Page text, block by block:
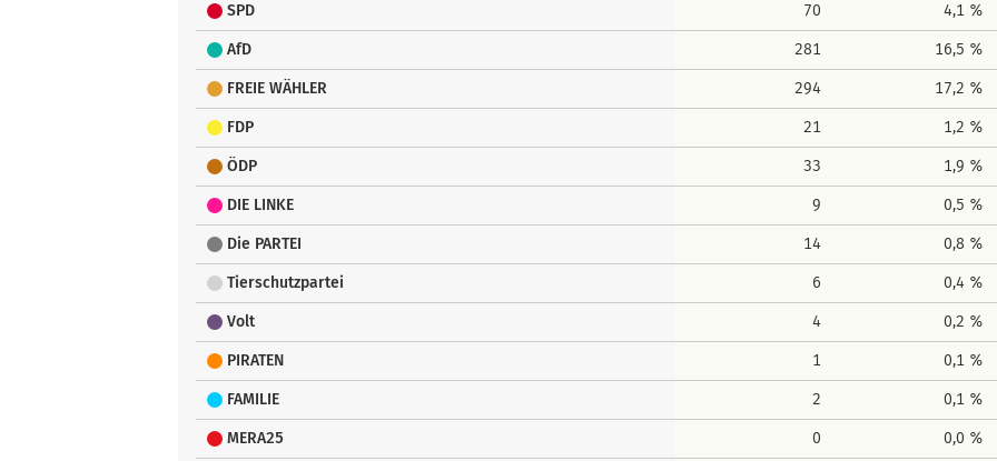
SPD 70 4,1 %
AfD 281 16,5 %
FREIE WÄHLER 294 17,2 %
FDP 21 1,2 %
ÖDP 33 1,9 %
DIE LINKE 9 0,5 %
Die PARTEI 14 0,8 %
Tierschutzpartei 6 0,4 %
Volt 4 0,2 %
PIRATEN 1 0,1 %
FAMILIE 2 0,1 %
MERA25 0 0,0 %